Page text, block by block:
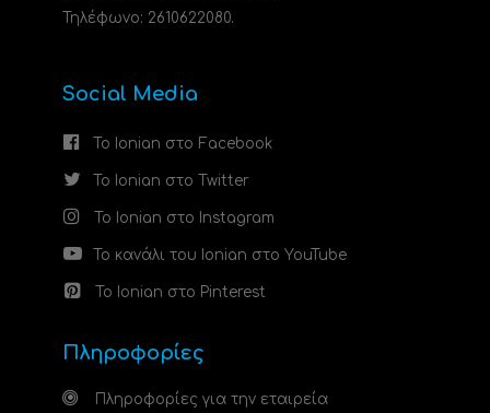
Τηλέφωνο: 2610622080.
Social Media
Το Ionian στο Facebook
Το Ionian στο Twitter
Το Ionian στο Instagram
Το κανάλι του Ionian στο YouTube
Το Ionian στο Pinterest
Πληροφορίες
Πληροφορίες για την εταιρεία